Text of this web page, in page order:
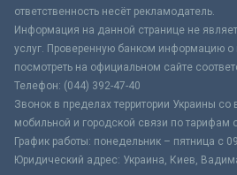
ответственность несёт рекламодатель.
Информация на данной странице не
услуг. Проверенную банком информацию о
посмотреть на официальном сайте
Телефон: (044) 392-47-40
Звонок в пределах территории Украины со
мобильной и городской связи по тарифам
График работы: понедельник – пятница с
Юридический адрес: Украина, Киев,